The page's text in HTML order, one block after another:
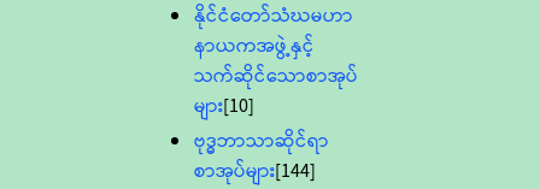
နိုင်ငံတော်သံဃမဟာ
နာယကအဖွဲ့နှင့်
သက်ဆိုင်သောစာအုပ်
များ[10]
ဗုဒ္ဓဘာသာဆိုင်ရာ
စာအုပ်များ[144]